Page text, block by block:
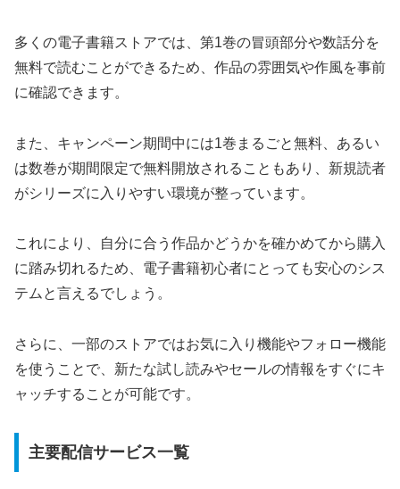
多くの電子書籍ストアでは、第1巻の冒頭部分や数話分を
無料で読むことができるため、作品の雰囲気や作風を事前
に確認できます。
また、キャンペーン期間中には1巻まるごと無料、あるい
は数巻が期間限定で無料開放されることもあり、新規読者
がシリーズに入りやすい環境が整っています。
これにより、自分に合う作品かどうかを確かめてから購入
に踏み切れるため、電子書籍初心者にとっても安心のシス
テムと言えるでしょう。
さらに、一部のストアではお気に入り機能やフォロー機能
を使うことで、新たな試し読みやセールの情報をすぐにキ
ャッチすることが可能です。
主要配信サービス一覧